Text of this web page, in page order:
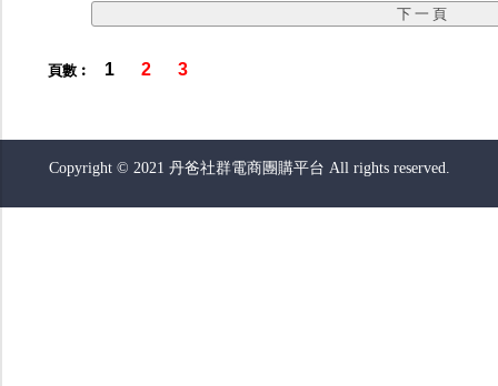
頁數︰ 1 2 3
Copyright © 2021 丹爸社群電商團購平台 All rights reserved.